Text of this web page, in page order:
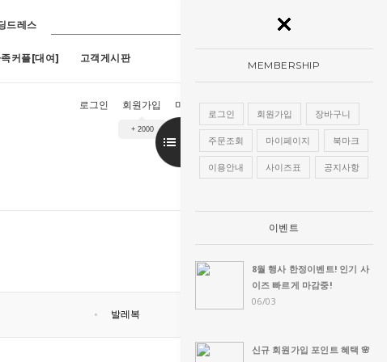
드레스
커플[대여] 고객게시판
~19호) [구매]아루네스진주 (1호~13호) [구매]아란한복드레스(핑크)(1호~13
로그인 회원가입
+ 2000
마이페이지 장바구니 주문조회
MEMBERSHIP
로그인 회원가입 장바구니
주문조회 마이페이지 북마크
이용안내 사이즈표 공지사항
이벤트
8월 행사 한정이벤트! 인기 사
이즈 빠르게 마감중!
06/03
신규 회원가입 포인트 혜택 🌸
발레복